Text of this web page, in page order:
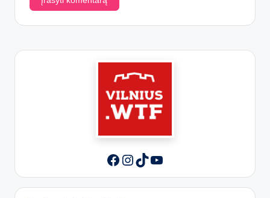
Facebook
Instagram
TikTokYouTube